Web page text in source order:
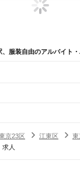
服装自由のアルバイト
京23区 江東区 東
人